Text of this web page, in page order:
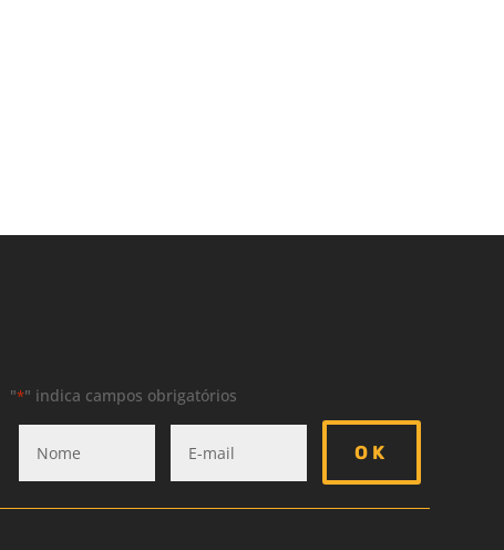
"*" indica campos obrigatórios